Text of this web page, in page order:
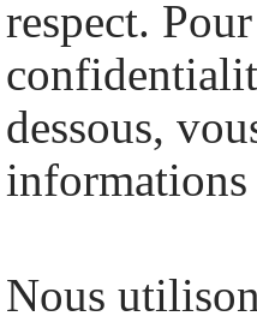
respect.
dessous,
informations
Nous